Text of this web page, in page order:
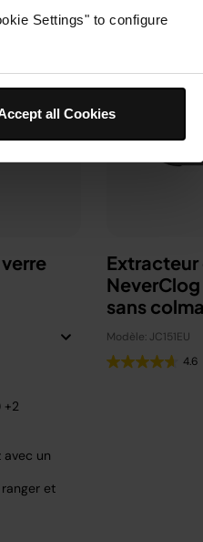
Settings" to configure
all Cookies
+2
avec un
et
Extracteur
sans
Modèle: JC151EU
4.6